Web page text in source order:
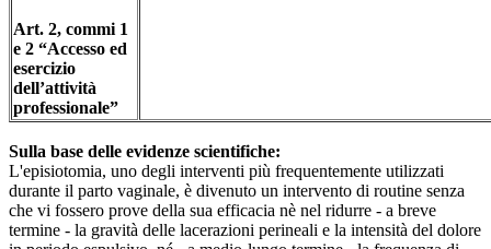
Art. 2, commi 1
e 2 “Accesso ed
esercizio
dell’attività
professionale”
Sulla base delle evidenze scientifiche:
L'episiotomia, uno degli interventi più frequentemente utilizzati
durante il parto vaginale, è divenuto un intervento di routine senza
che vi fossero prove della sua efficacia nè nel ridurre - a breve
termine - la gravità delle lacerazioni perineali e la intensità del dolore